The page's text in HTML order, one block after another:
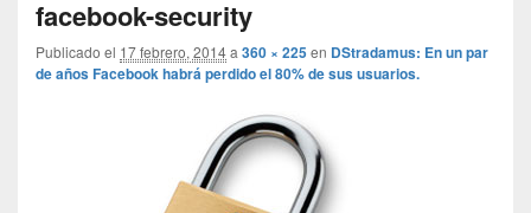
facebook-security
Publicado el 17 febrero, 2014a 360 × 225en DStradamus: En un par
de años Facebook habrá perdido el 80% de sus usuarios.